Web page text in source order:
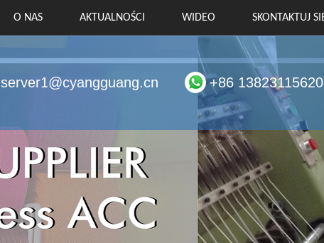
O NAS AKTUALNOŚCI WIDEO SKONTAKTUJ
server1@cyangguang.cn +86 13823115620